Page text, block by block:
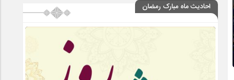
احادیث ماه مبارک رمضان